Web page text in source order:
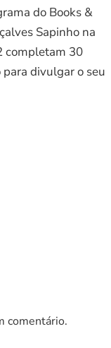
do Books &
Sapinho na
completam 30
para divulgar o seu
comentário.